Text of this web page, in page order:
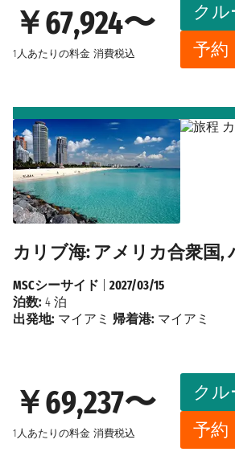
￥67,924〜
1人あたりの料金 消費税込
クル
予約
カリブ海: アメリカ合衆国,
￥69,237〜
1人あたりの料金 消費税込
クル
予約
MSCシーサイド
2027/03/15
泊数: 4 泊
出発地: マイアミ 帰着港: マイアミ